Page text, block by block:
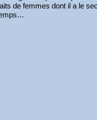
de femmes dont il a le